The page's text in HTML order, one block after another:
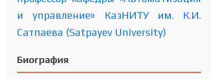
и управление» КазНИТУ им. К.И.
Сатпаева (Satpayev University)
Биография